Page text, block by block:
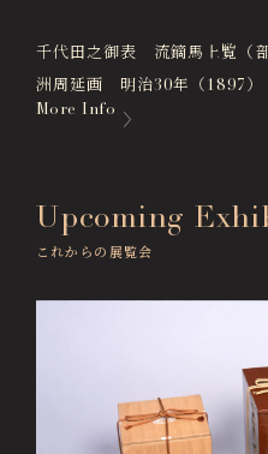
千代田之御表 流鏑馬上覧（
洲周延画 明治30年（1897）
More Info
Upcoming
これからの展覧会